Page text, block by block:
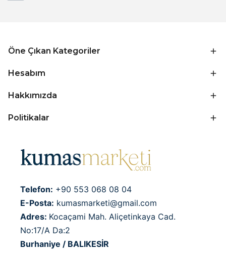
Öne Çıkan Kategoriler
Hesabım
Hakkımızda
Politikalar
Telefon: +90 553 068 08 04
E-Posta: kumasmarketi@gmail.com
Adres: Kocaçami Mah. Aliçetinkaya Cad.
No:17/A Da:2
Burhaniye / BALIKESİR